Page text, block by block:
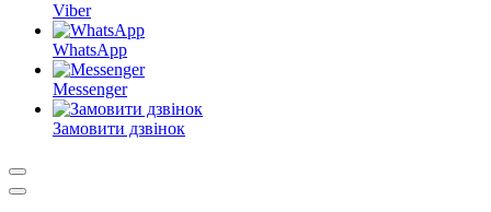
Viber
WhatsApp
Messenger
Замовити дзвінок